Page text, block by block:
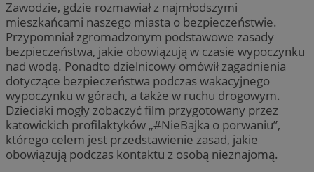
Zawodzie, gdzie rozmawiał z najmłodszymi
mieszkańcami naszego miasta o bezpieczeństwie.
Przypomniał zgromadzonym podstawowe zasady
bezpieczeństwa, jakie obowiązują w czasie wypoczynku
nad wodą. Ponadto dzielnicowy omówił zagadnienia
dotyczące bezpieczeństwa podczas wakacyjnego
wypoczynku w górach, a także w ruchu drogowym.
Dzieciaki mogły zobaczyć film przygotowany przez
katowickich profilaktyków „#NieBajka o porwaniu”,
którego celem jest przedstawienie zasad, jakie
obowiązują podczas kontaktu z osobą nieznajomą.